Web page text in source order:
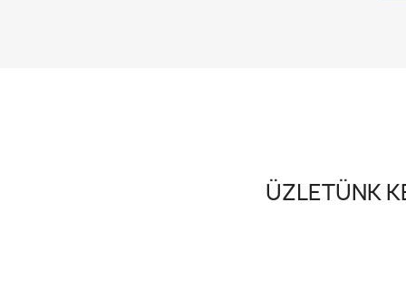
ÜZLETÜNK